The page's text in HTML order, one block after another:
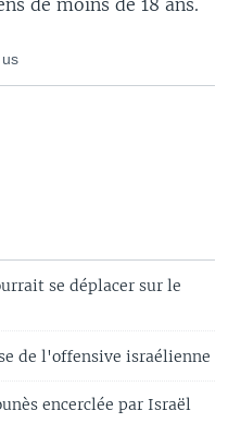
se déplacer sur le
de l'offensive israélienne
encerclée par Israël